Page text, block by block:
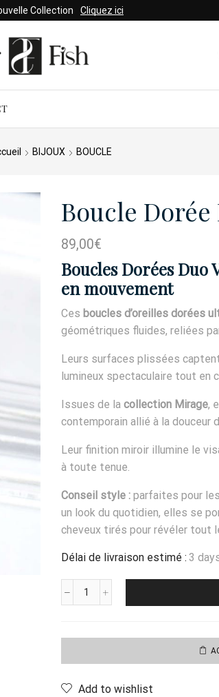
Collection Cliquez ici
BIJOUX BOUCLE
Boucle
89,00€
Boucles Dorées Duo
en mouvement
Ces boucles d’oreilles dorées
géométriques fluides, reliées
Leurs surfaces plissées
lumineux spectaculaire tout en
Issues de la collection Mirage,
contemporain allié à la douceur
Leur finition miroir illumine le
à toute tenue.
Conseil style : parfaites pour
un look du quotidien, elles se
cheveux tirés pour révéler tout
Délai de livraison estimé : 3
quantité
Dorée
Voile
Add to wishlist